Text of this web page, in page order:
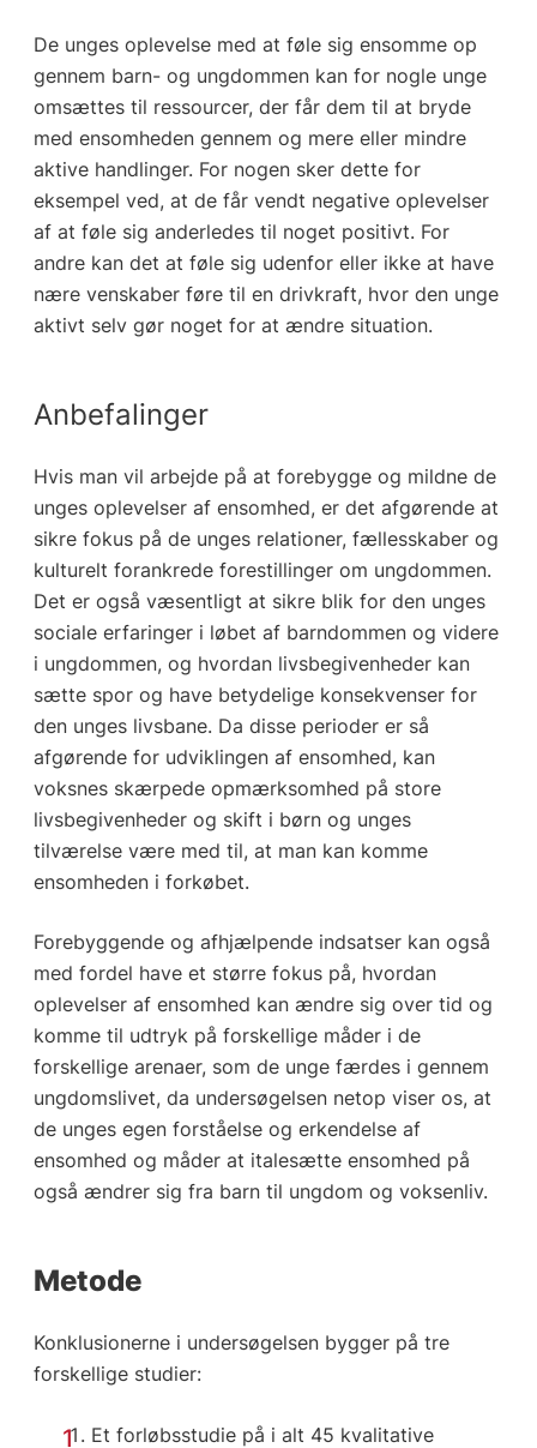
De unges oplevelse med at føle sig ensomme op
gennem barn- og ungdommen kan for nogle unge
omsættes til ressourcer, der får dem til at bryde
med ensomheden gennem og mere eller mindre
aktive handlinger. For nogen sker dette for
eksempel ved, at de får vendt negative oplevelser
af at føle sig anderledes til noget positivt. For
andre kan det at føle sig udenfor eller ikke at have
nære venskaber føre til en drivkraft, hvor den unge
aktivt selv gør noget for at ændre situation.
Anbefalinger
Hvis man vil arbejde på at forebygge og mildne de
unges oplevelser af ensomhed, er det afgørende at
sikre fokus på de unges relationer, fællesskaber og
kulturelt forankrede forestillinger om ungdommen.
Det er også væsentligt at sikre blik for den unges
sociale erfaringer i løbet af barndommen og videre
i ungdommen, og hvordan livsbegivenheder kan
sætte spor og have betydelige konsekvenser for
den unges livsbane. Da disse perioder er så
afgørende for udviklingen af ensomhed, kan
voksnes skærpede opmærksomhed på store
livsbegivenheder og skift i børn og unges
tilværelse være med til, at man kan komme
ensomheden i forkøbet.
Forebyggende og afhjælpende indsatser kan også
med fordel have et større fokus på, hvordan
oplevelser af ensomhed kan ændre sig over tid og
komme til udtryk på forskellige måder i de
forskellige arenaer, som de unge færdes i gennem
ungdomslivet, da undersøgelsen netop viser os, at
de unges egen forståelse og erkendelse af
ensomhed og måder at italesætte ensomhed på
også ændrer sig fra barn til ungdom og voksenliv.
Metode
Konklusionerne i undersøgelsen bygger på tre
forskellige studier:
Et forløbsstudie på i alt 45 kvalitative